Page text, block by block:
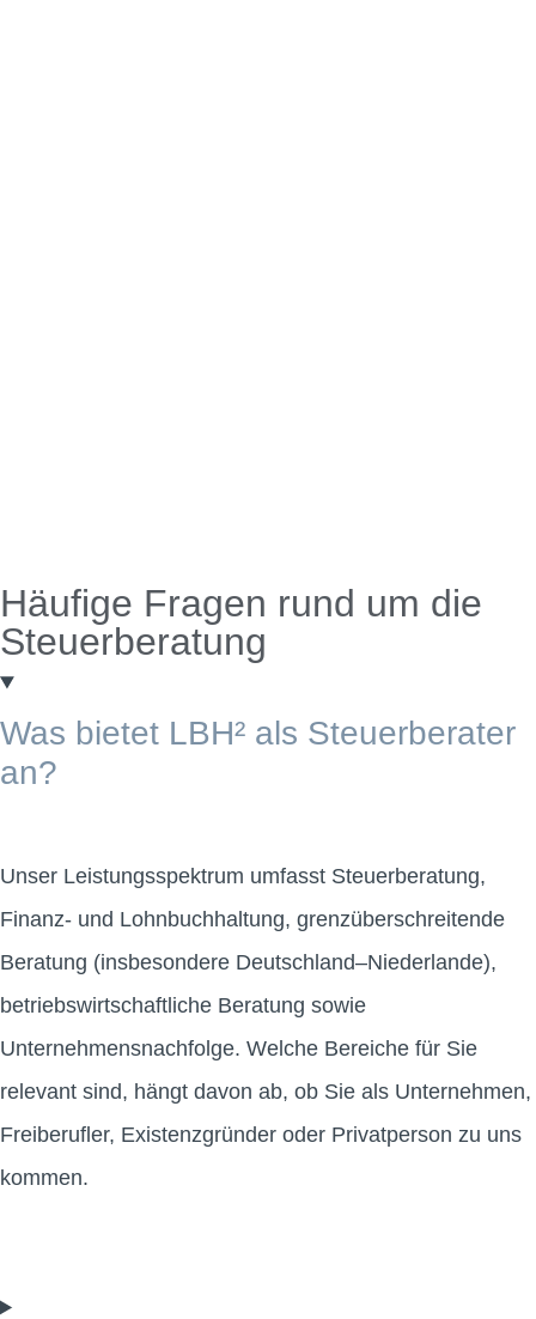
Häufige Fragen rund um die
Steuerberatung
Was bietet LBH² als Steuerberater
an?
Unser Leistungsspektrum umfasst Steuerberatung,
Finanz- und Lohnbuchhaltung, grenzüberschreitende
Beratung (insbesondere Deutschland–Niederlande),
betriebswirtschaftliche Beratung sowie
Unternehmensnachfolge. Welche Bereiche für Sie
relevant sind, hängt davon ab, ob Sie als Unternehmen,
Freiberufler, Existenzgründer oder Privatperson zu uns
kommen.